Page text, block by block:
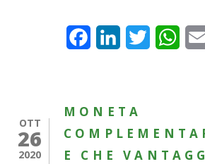
FacebookLinkedInTwitter
OTT
26
2020
MONETA
E CHE